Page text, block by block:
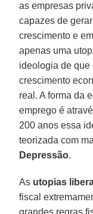
as empresas
capazes de
crescimento e
apenas uma
ideologia de que
crescimento
real. A forma da
emprego é
200 anos essa
teorizada com
Depressão.
As utopias
fiscal